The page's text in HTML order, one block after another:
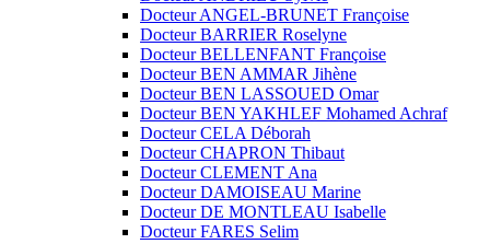
Docteur ANGEL-BRUNET Françoise
Docteur BARRIER Roselyne
Docteur BELLENFANT Françoise
Docteur BEN AMMAR Jihène
Docteur BEN LASSOUED Omar
Docteur BEN YAKHLEF Mohamed Achraf
Docteur CELA Déborah
Docteur CHAPRON Thibaut
Docteur CLEMENT Ana
Docteur DAMOISEAU Marine
Docteur DE MONTLEAU Isabelle
Docteur FARES Selim